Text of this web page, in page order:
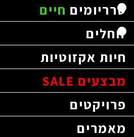
טרריומים חיים
זוחלים
חיות אקזוטיות
מבצעים SALE
פרויקטים
מאמרים